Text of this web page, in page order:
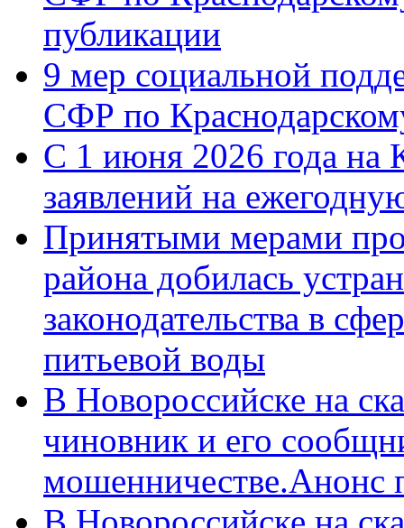
публикации
9 мер социальной
СФР по
С 1 июня 2026 года на
заявлений на
Принятыми мерами
района добилась
законодательства в
питьевой воды
В Новороссийске на
чиновник и его
мошенничестве.Анонс